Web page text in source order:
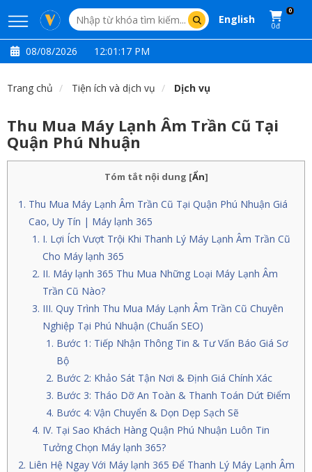
English
0
0đ
08/08/2026 12:01:18 PM
Trang chủ Tiện ích và dịch vụ Dịch vụ
Thu Mua Máy Lạnh Âm Trần Cũ Tại
Quận Phú Nhuận
Tóm tắt nội dung [Ẩn]
Thu Mua Máy Lạnh Âm Trần Cũ Tại Quận Phú Nhuận Giá
Cao, Uy Tín | Máy lạnh 365
I. Lợi Ích Vượt Trội Khi Thanh Lý Máy Lạnh Âm Trần Cũ
Cho Máy lạnh 365
II. Máy lạnh 365 Thu Mua Những Loại Máy Lạnh Âm
Trần Cũ Nào?
III. Quy Trình Thu Mua Máy Lạnh Âm Trần Cũ Chuyên
Nghiệp Tại Phú Nhuận (Chuẩn SEO)
Bước 1: Tiếp Nhận Thông Tin & Tư Vấn Báo Giá Sơ
Bộ
Bước 2: Khảo Sát Tận Nơi & Định Giá Chính Xác
Bước 3: Tháo Dỡ An Toàn & Thanh Toán Dứt Điểm
Bước 4: Vận Chuyển & Dọn Dẹp Sạch Sẽ
IV. Tại Sao Khách Hàng Quận Phú Nhuận Luôn Tin
Tưởng Chọn Máy lạnh 365?
Liên Hệ Ngay Với Máy lạnh 365 Để Thanh Lý Máy Lạnh Âm